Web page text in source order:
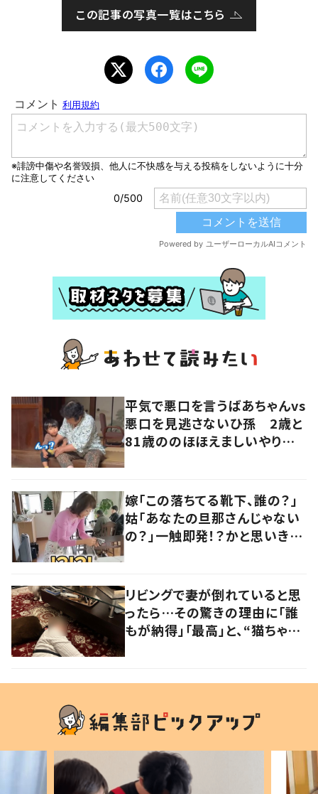
この記事の写真一覧はこちら
平気で悪口を言うばあちゃんvs
悪口を見逃さないひ孫 2歳と
81歳ののほほえましいやり取り
嫁「この落ちてる靴下、誰の？」
姑「あなたの旦那さんじゃない
の？」一触即発！？かと思いき
リビングで妻が倒れていると思
ったら…その驚きの理由に「誰
もが納得」「最高」と、“猫ちゃん